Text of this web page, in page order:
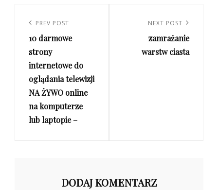
wpisu
Previous
Post
PREV POST
10 darmowe
strony
internetowe do
oglądania telewizji
NA ŻYWO online
na komputerze
lub laptopie –
NEXT POST
zamrażanie
warstw ciasta
DODAJ KOMENTARZ